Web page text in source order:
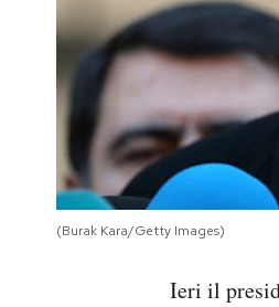
(Burak Kara/Getty Images)
Ieri il